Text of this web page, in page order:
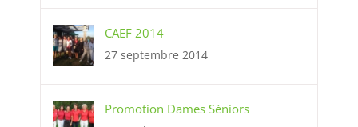
CAEF 2014
27 septembre 2014
Promotion Dames Séniors